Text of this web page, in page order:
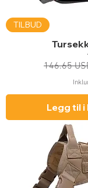
TILBUD
Vanlig pris
146.65
Legg til